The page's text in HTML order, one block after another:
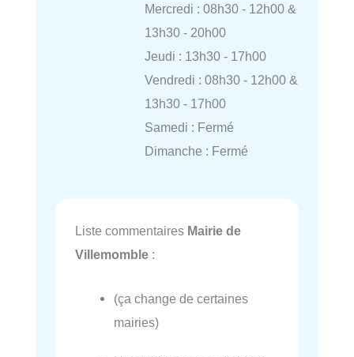
Mercredi : 08h30 - 12h00 &
13h30 - 20h00
Jeudi : 13h30 - 17h00
Vendredi : 08h30 - 12h00 &
13h30 - 17h00
Samedi : Fermé
Dimanche : Fermé
Liste commentaires Mairie de
Villemomble :
(ça change de certaines
mairies)